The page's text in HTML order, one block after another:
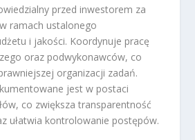
przed inwestorem za
ramach ustalonego
i jakości. Koordynuje pracę
oraz podwykonawców, co
organizacji zadań.
jest w postaci
co zwiększa transparentność
ułatwia kontrolowanie postępów.